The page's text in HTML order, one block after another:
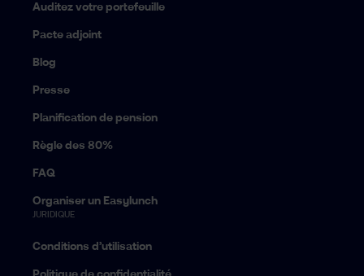
Auditez votre portefeuille
Pacte adjoint
Blog
Presse
Planification de pension
Règle des 80%
FAQ
Organiser un Easylunch
JURIDIQUE
Conditions d’utilisation